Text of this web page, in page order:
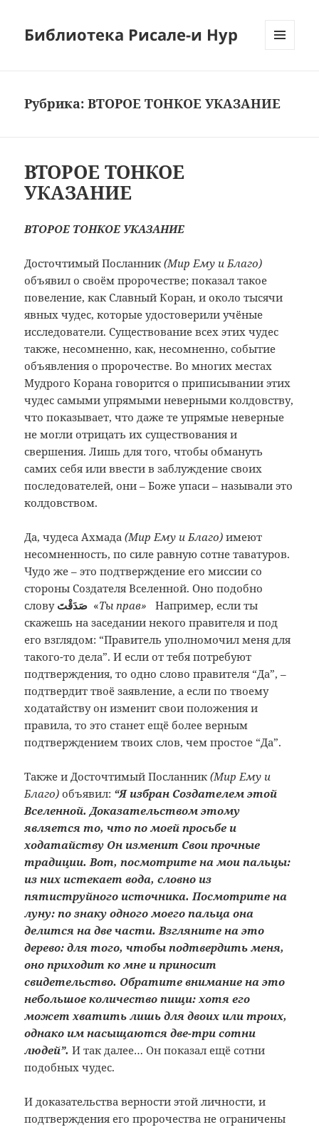
Библиотека Рисале-и Нур
Рубрика:ВТОРОЕ ТОНКОЕ УКАЗАНИЕ
ВТОРОЕ ТОНКОЕ
УКАЗАНИЕ
ВТОРОЕ ТОНКОЕ УКАЗАНИЕ
Досточтимый Посланник(Мир Ему и Благо)
объявил о своём пророчестве; показал такое
повеление, как Славный Коран, и около тысячи
явных чудес, которые удостоверили учёные
исследователи. Существование всех этих чудес
также, несомненно, как, несомненно, событие
объявления о пророчестве. Во многих местах
Мудрого Корана говорится о приписывании этих
чудес самыми упрямыми неверными колдовству,
что показывает, что даже те упрямые неверные
не могли отрицать их существования и
свершения. Лишь для того, чтобы обмануть
самих себя или ввести в заблуждение своих
последователей, они – Боже упаси – называли это
колдовством.
Да, чудеса Ахмада(Мир Ему и Благо) имеют
несомненность, по силе равную сотне таватуров.
Чудо же – это подтверждение его миссии со
стороны Создателя Вселенной. Оно подобно
слову صَدَقْتَ «Ты прав» Например, если ты
скажешь на заседании некого правителя и под
его взглядом: “Правитель уполномочил меня для
такого-то дела”. И если от тебя потребуют
подтверждения, то одно слово правителя “Да”, –
подтвердит твоё заявление, а если по твоему
ходатайству он изменит свои положения и
правила, то это станет ещё более верным
подтверждением твоих слов, чем простое “Да”.
Также и Досточтимый Посланник(Мир Ему и
Благо) объявил: “Я избран Создателем этой
Вселенной. Доказательством этому
является то, что по моей просьбе и
ходатайству Он изменит Свои прочные
традиции. Вот, посмотрите на мои пальцы:
из них истекает вода, словно из
пятиструйного источника. Посмотрите на
луну: по знаку одного моего пальца она
делится на две части. Взгляните на это
дерево: для того, чтобы подтвердить меня,
оно приходит ко мне и приносит
свидетельство. Обратите внимание на это
небольшое количество пищи: хотя его
может хватить лишь для двоих или троих,
однако им насыщаются две-три сотни
людей”. И так далее… Он показал ещё сотни
подобных чудес.
И доказательства верности этой личности, и
подтверждения его пророчества не ограничены